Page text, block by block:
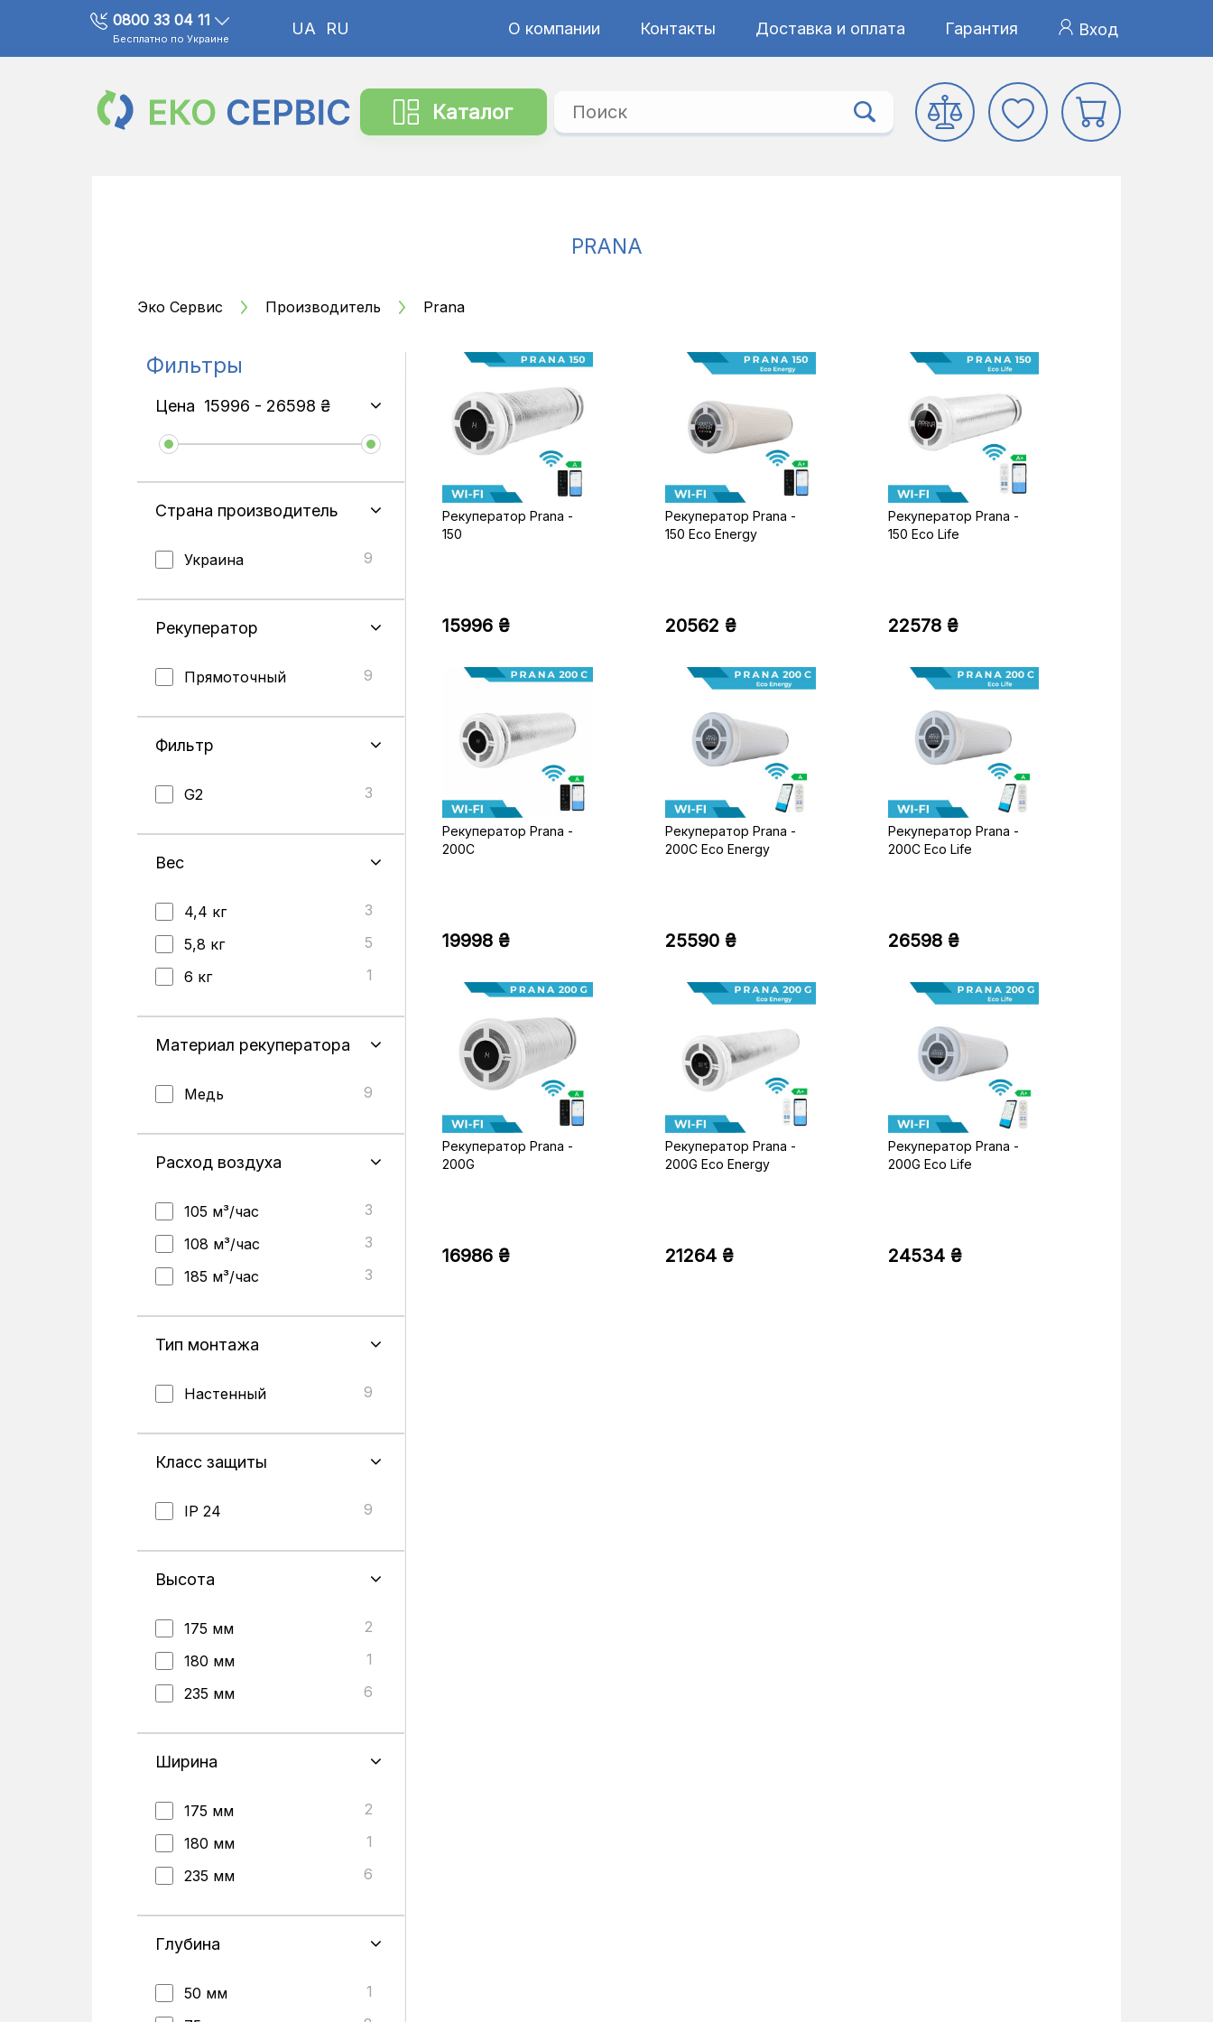
0800 33 04 11
Бесплатно по Украине
UA RU О компании Контакты Доставка и оплата Гарантия Вход
Каталог
PRANA
Эко Сервис Производитель Prana
Фильтры
Цена 15996 - 26598 ₴
Страна производитель
Украина 9
Рекуператор
Прямоточный 9
Фильтр
G2 3
Вес
4,4 кг
3
5,8 кг
5
6 кг
1
Материал рекуператора
Медь 9
Расход воздуха
105 м³/час
3
108 м³/час
3
185 м³/час
3
Тип монтажа
Настенный 9
Класс защиты
IP 24 9
Высота
175 мм
2
180 мм
1
235 мм
6
Ширина
175 мм
2
180 мм
1
235 мм
6
Глубина
50 мм
1
Рекуператор Prana -
150
15996 ₴
Рекуператор Prana -
150 Eco Energy
20562 ₴
Рекуператор Prana -
150 Eco Life
22578 ₴
Рекуператор Prana -
200C
19998 ₴
Рекуператор Prana -
200C Eco Energy
25590 ₴
Рекуператор Prana -
200C Eco Life
26598 ₴
Рекуператор Prana -
200G
16986 ₴
Рекуператор Prana -
200G Eco Energy
21264 ₴
Рекуператор Prana -
200G Eco Life
24534 ₴